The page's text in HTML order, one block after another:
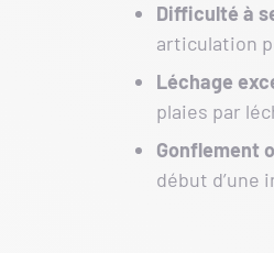
Difficulté à
articulation
Léchage
plaies par
Gonflement
début d’une